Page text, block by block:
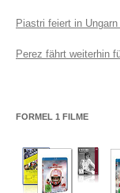
Piastri feiert in
Perez fährt weiterhin
FORMEL 1 FILME